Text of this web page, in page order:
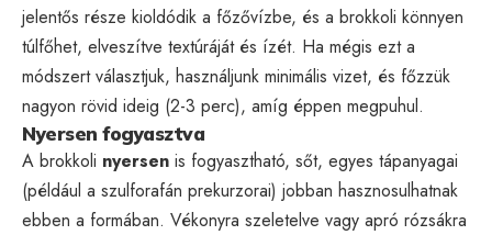
jelentős része kioldódik a főzővízbe, és a brokkoli könnyen
túlfőhet, elveszítve textúráját és ízét. Ha mégis ezt a
módszert választjuk, használjunk minimális vizet, és főzzük
nagyon rövid ideig (2-3 perc), amíg éppen megpuhul.
Nyersen fogyasztva
A brokkoli nyersen is fogyasztható, sőt, egyes tápanyagai
(például a szulforafán prekurzorai) jobban hasznosulhatnak
ebben a formában. Vékonyra szeletelve vagy apró rózsákra